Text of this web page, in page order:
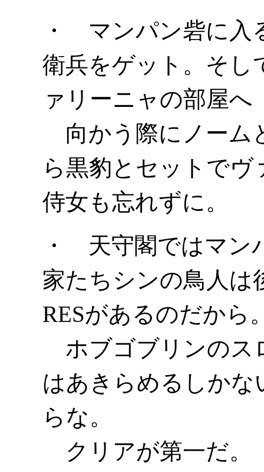
・ マンパン砦に入
衛兵をゲット。そ
ァリーニャの部屋へ
向かう際にノーム
ら黒豹とセットで
侍女も忘れずに。
・ 天守閣ではマン
家たちシンの鳥人は
RESがあるのだから
ホブゴブリンのス
はあきらめるしか
らな。
クリアが第一だ。